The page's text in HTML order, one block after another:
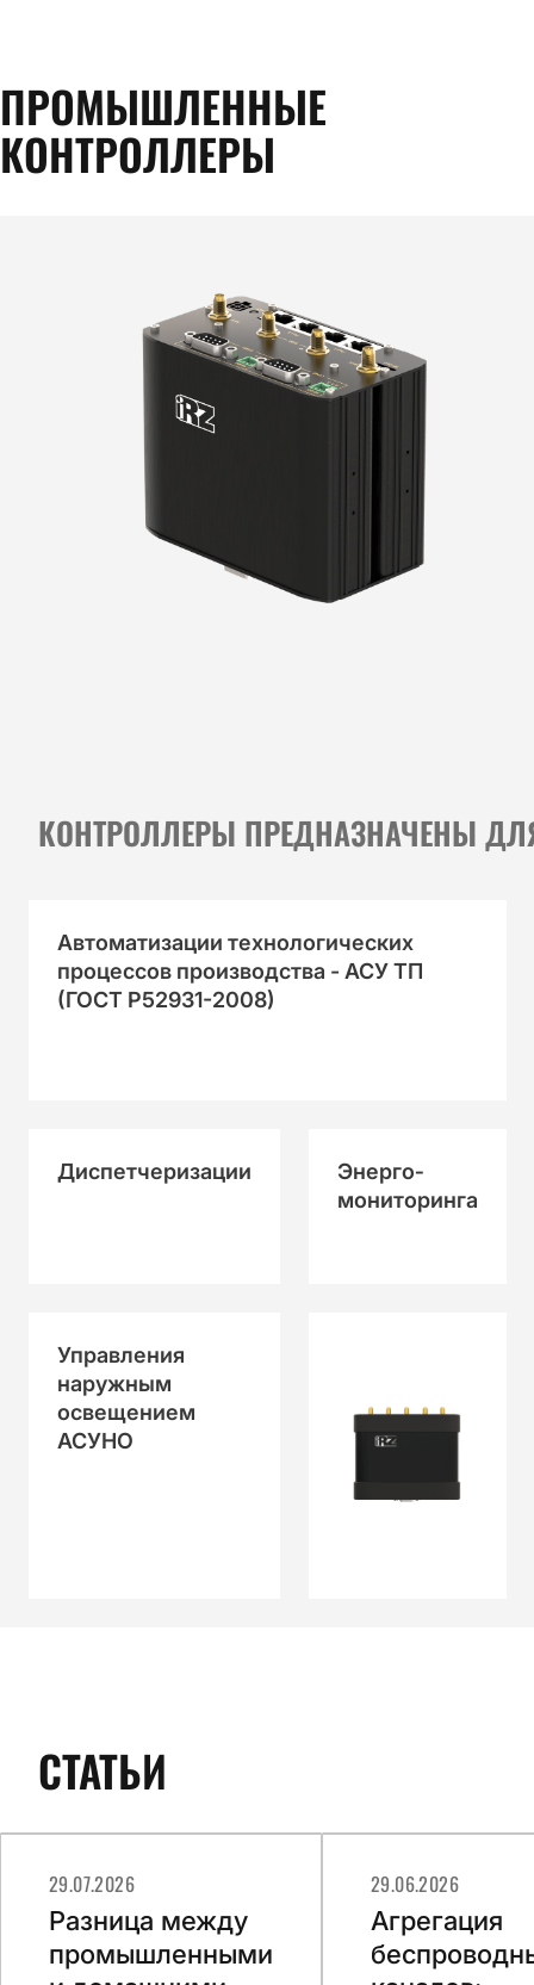
ПРОМЫШЛЕННЫЕ
КОНТРОЛЛЕРЫ
КОНТРОЛЛЕРЫ ПРЕДНАЗНАЧЕНЫ
Автоматизации технологических
процессов производства - АСУ ТП
(ГОСТ Р52931-2008)
Диспетчеризации
Энерго­
мониторинга
Управления
наружным
освещением
АСУНО
СТАТЬИ
29.07.2026
Разница между
промышленными
29.06.2026
Агрегация